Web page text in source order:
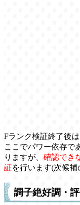
Fランク検証終了後
ここでパワー依存で
りますが、 確認でき
証を行います(次候補
調子絶好調・